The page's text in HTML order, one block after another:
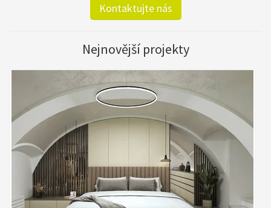
Kontaktujte nás
Nejnovější projekty